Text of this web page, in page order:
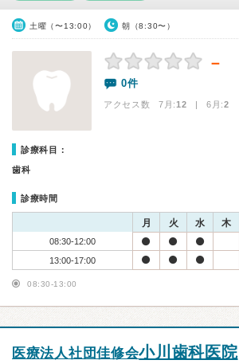
土曜（〜13:00） 朝（8:30〜）
－
0件
アクセス数 7月:12 | 6月:2
診療科目：
歯科
診療時間
月 火 水 木
08:30-12:00
13:00-17:00
08:30-13:00
医療法人社団佳修会小川歯科医院